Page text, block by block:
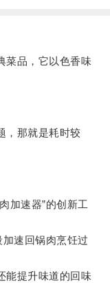
品，它以色香味
那就是耗时较
速器”的创新工
速回锅肉烹饪过
提升味道的回味